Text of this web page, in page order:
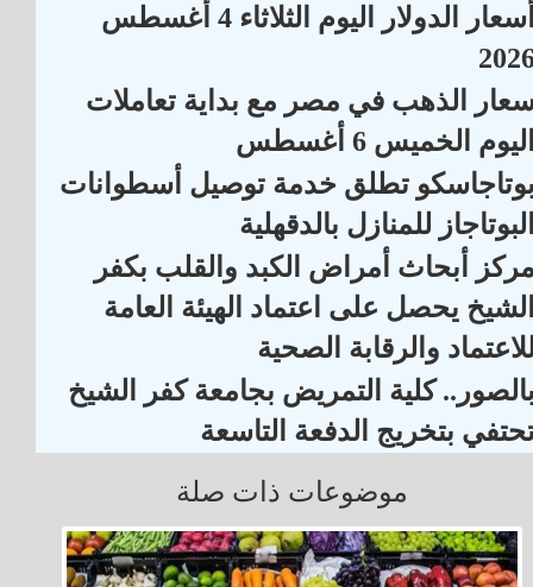
أسعار الدولار اليوم الثلاثاء 4 أغسطس
الذهب في مصر مع بداية تعاملات
الخميس 6 أغسطس
تطلق خدمة توصيل أسطوانات
للمنازل بالدقهلية
أبحاث أمراض الكبد والقلب بكفر
يحصل على اعتماد الهيئة العامة
والرقابة الصحية
كلية التمريض بجامعة كفر الشيخ
بتخريج الدفعة التاسعة
موضوعات ذات صلة